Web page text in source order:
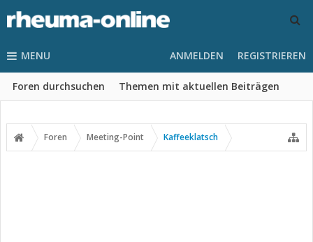
MENU
Foren durchsuchen Themen mit aktuellen Beiträgen
ANMELDEN REGISTRIEREN
Foren Meeting-Point Kaffeeklatsch